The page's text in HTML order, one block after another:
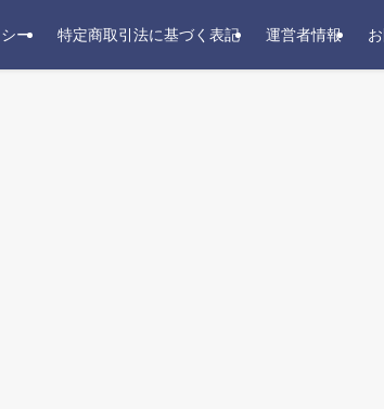
ー 特定商取引法に基づく表記 運営者情報